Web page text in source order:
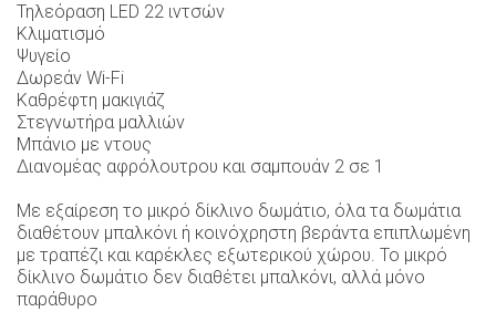
Τηλεόραση LED 22 ιντσών
Κλιματισμό
Ψυγείο
Δωρεάν Wi-Fi
Καθρέφτη μακιγιάζ
Στεγνωτήρα μαλλιών
Μπάνιο με ντους
Διανομέας αφρόλουτρου και σαμπουάν 2 σε 1
Με εξαίρεση το μικρό δίκλινο δωμάτιο, όλα τα δωμάτια
διαθέτουν μπαλκόνι ή κοινόχρηστη βεράντα επιπλωμένη
με τραπέζι και καρέκλες εξωτερικού χώρου. Το μικρό
δίκλινο δωμάτιο δεν διαθέτει μπαλκόνι, αλλά μόνο
παράθυρο